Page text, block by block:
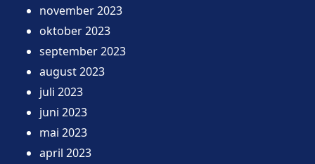
november 2023
oktober 2023
september 2023
august 2023
juli 2023
juni 2023
mai 2023
april 2023